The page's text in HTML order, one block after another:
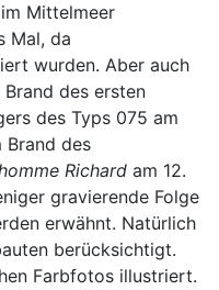
Mittelmeer
Mal, da
wurden. Aber auch
des ersten
des Typs 075 am
Brand des
Richard am 12.
gravierende Folge
erwähnt. Natürlich
berücksichtigt.
Farbfotos illustriert.